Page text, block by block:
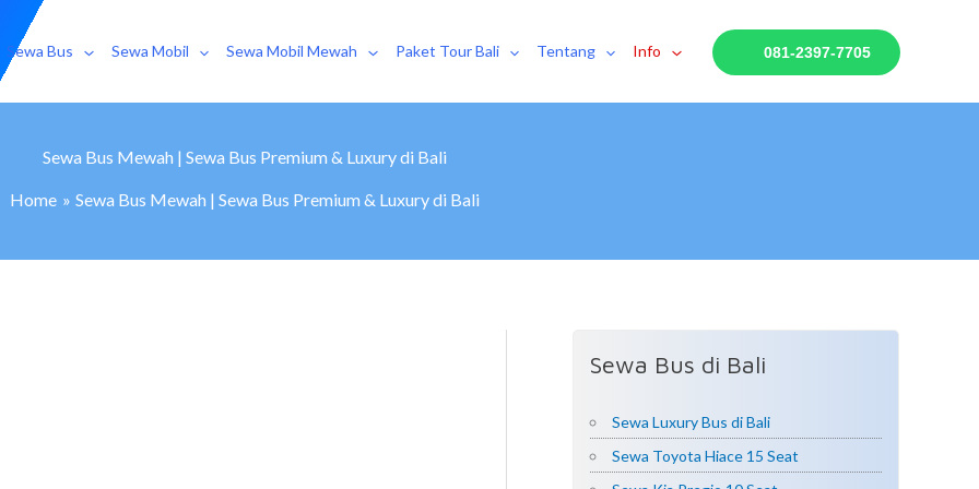
Sewa Bus Sewa Mobil Sewa Mobil Mewah Paket Tour Bali Tentang Info 081-2397-7705
Sewa Bus Mewah | Sewa Bus Premium & Luxury di Bali
Home Sewa Bus Mewah | Sewa Bus Premium & Luxury di Bali
Sewa Bus di Bali
Sewa Luxury Bus di Bali
Sewa Toyota Hiace 15 Seat